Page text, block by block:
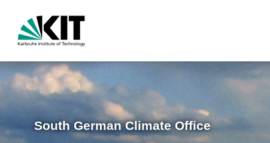
South German Climate Office